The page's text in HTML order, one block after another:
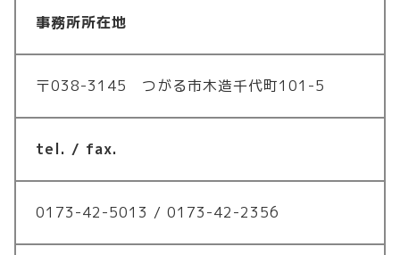
事務所所在地
〒038-3145 つがる市木造千代町101-5
tel. / fax.
0173-42-5013 / 0173-42-2356